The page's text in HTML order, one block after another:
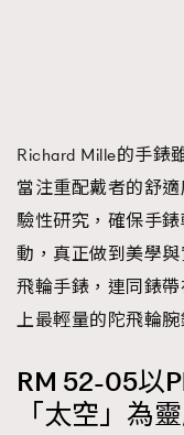
Richard Mille的手錶
當注重配戴者的舒
驗性研究，確保手
動，真正做到美學與
飛輪手錶，連同錶
上最輕量的陀飛輪腕
RM 52-05以
「太空」為